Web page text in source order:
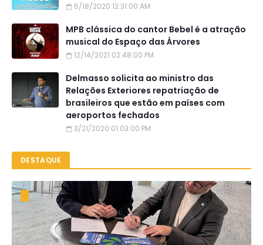
5/18/2020 12:31:00 AM
MPB clássica do cantor Bebel é a atração
musical do Espaço das Árvores
12/14/2021 02:48:00 PM
Delmasso solicita ao ministro das
Relações Exteriores repatriação de
brasileiros que estão em países com
aeroportos fechados
3/21/2020 01:03:00 PM
DESTAQUE